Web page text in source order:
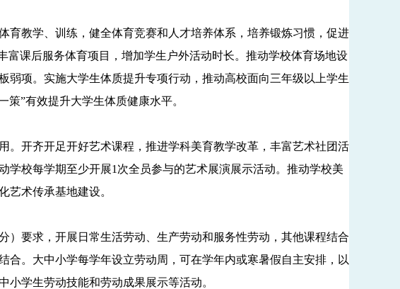
教学、训练，健全体育竞赛和人才培养体系，培养锻炼习惯，促进
富课后服务体育项目，增加学生户外活动时长。推动学校体育场地设
项。实施大学生体质提升专项行动，推动高校面向三年级以上学生
”有效提升大学生体质健康水平。
开齐开足开好艺术课程，推进学科美育教学改革，丰富艺术社团活
校每学期至少开展1次全员参与的艺术展演展示活动。推动学校美
艺术传承基地建设。
要求，开展日常生活劳动、生产劳动和服务性劳动，其他课程结合
。大中小学每学年设立劳动周，可在学年内或寒暑假自主安排，以
学生劳动技能和劳动成果展示等活动。